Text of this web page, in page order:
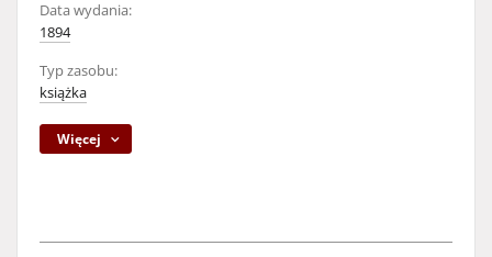
Data wydania:
1894
Typ zasobu:
książka
Więcej